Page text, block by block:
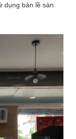
dụng bản lề sàn